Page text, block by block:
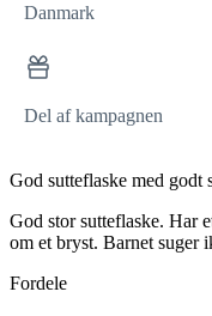
Danmark
Del af kampagnen
God sutteflaske med godt
God stor sutteflaske. Har
om et bryst. Barnet suger
Fordele